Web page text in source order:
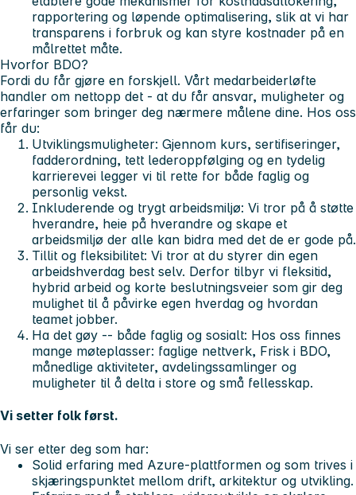
rapportering og løpende optimalisering, slik at vi har
transparens i forbruk og kan styre kostnader på en
målrettet måte.
Hvorfor BDO?
Fordi du får gjøre en forskjell. Vårt medarbeiderløfte
handler om nettopp det - at du får ansvar, muligheter og
erfaringer som bringer deg nærmere målene dine. Hos oss
får du:
Utviklingsmuligheter: Gjennom kurs, sertifiseringer,
fadderordning, tett lederoppfølging og en tydelig
karrierevei legger vi til rette for både faglig og
personlig vekst.
Inkluderende og trygt arbeidsmiljø: Vi tror på å støtte
hverandre, heie på hverandre og skape et
arbeidsmiljø der alle kan bidra med det de er gode på.
Tillit og fleksibilitet: Vi tror at du styrer din egen
arbeidshverdag best selv. Derfor tilbyr vi fleksitid,
hybrid arbeid og korte beslutningsveier som gir deg
mulighet til å påvirke egen hverdag og hvordan
teamet jobber.
Ha det gøy -- både faglig og sosialt: Hos oss finnes
mange møteplasser: faglige nettverk, Frisk i BDO,
månedlige aktiviteter, avdelingssamlinger og
muligheter til å delta i store og små fellesskap.
Vi setter folk først.
Vi ser etter deg som har:
Solid erfaring med Azure-plattformen og som trives i
skjæringspunktet mellom drift, arkitektur og utvikling.